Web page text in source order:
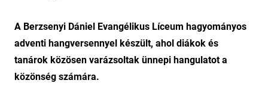
A Berzsenyi Dániel Evangélikus Líceum hagyományos
adventi hangversennyel készült, ahol diákok és
tanárok közösen varázsoltak ünnepi hangulatot a
közönség számára.